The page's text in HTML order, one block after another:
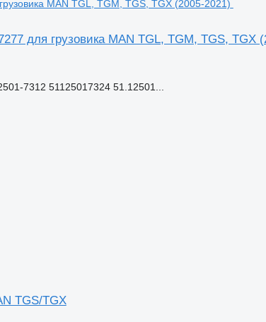
для грузовика MAN TGL, TGM, TGS, TGX
7312 51125017324 51.12501...
TGS/TGX